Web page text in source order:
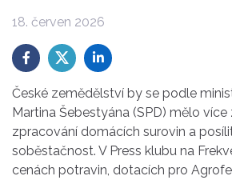
18. červen 2026
České zemědělství by se podle
Martina Šebestyána (SPD) mělo
zpracování domácích surovin a
soběstačnost. V Press klubu na
cenách potravin, dotacích pro